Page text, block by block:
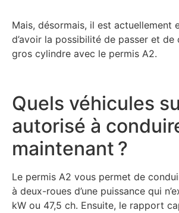
Mais, désormais, il est actuellement
d’avoir la possibilité de passer et de
gros cylindre avec le permis A2.
Quels véhicules
autorisé à
maintenant ?
Le permis A2 vous permet de
à deux-roues d’une puissance qui
kW ou 47,5 ch. Ensuite, le rapport